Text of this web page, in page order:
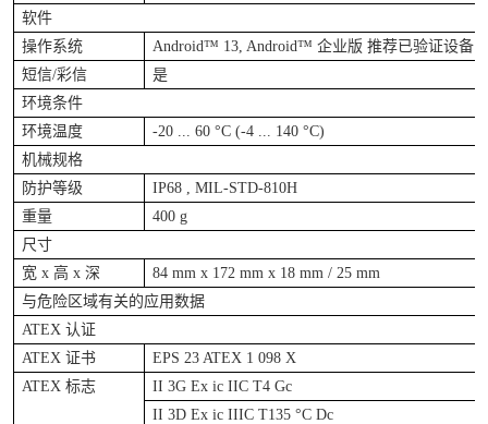
软件
操作系统
Android™ 13, Android™企业版 推荐已验证设备
短信/彩信
是
环境条件
环境温度
-20 ... 60 °C (-4 ... 140 °C)
机械规格
防护等级
IP68 , MIL-STD-810H
重量
400 g
尺寸
宽 x 高 x深
84 mm x 172 mm x 18 mm / 25 mm
与危险区域有关的应用数据
ATEX认证
ATEX证书
EPS 23 ATEX 1 098 X
ATEX标志
II 3G Ex ic IIC T4 Gc
II 3D Ex ic IIIC T135 °C Dc